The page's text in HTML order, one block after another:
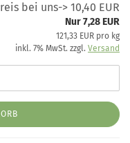
bei uns-> 10,40 EUR
Nur 7,28 EUR
121,33 EUR pro kg
inkl. 7% MwSt. zzgl. Versand